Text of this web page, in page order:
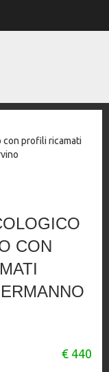
profili ricamati
CON
€ 440